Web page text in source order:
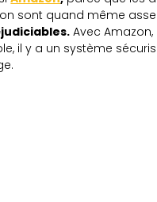
sont quand même
Avec
il y a un système